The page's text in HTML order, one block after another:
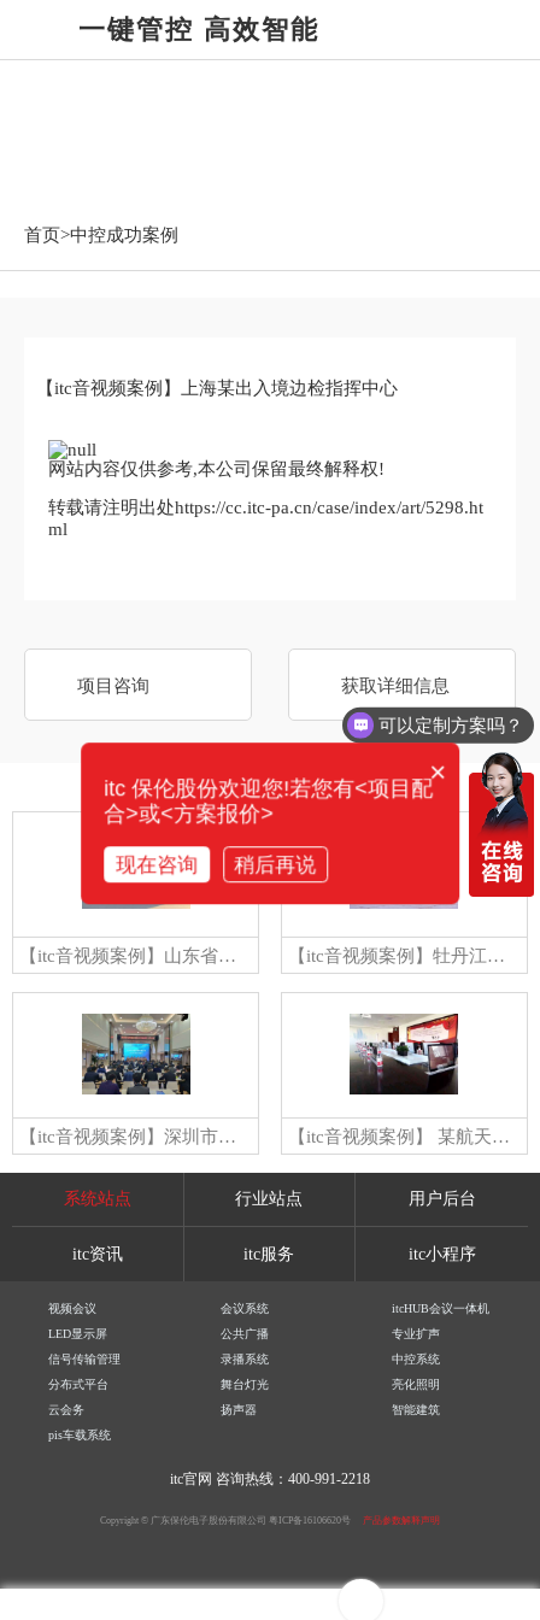
一键管控 高效智能
首页>中控成功案例
【itc音视频案例】上海某出入境边检指挥中心
网站内容仅供参考,本公司保留最终解释权!
转载请注明出处https://cc.itc-pa.cn/case/index/art/5298.ht
ml
项目咨询 获取详细信息
相关案例
【itc音视频案例】山东省东营市利津二中 【itc音视频案例】牡丹江绥芬河市中共六大暨红色国际通道纪念馆
【itc音视频案例】深圳市光明集团有限公司 【itc音视频案例】 某航天集团公司会议室
系统站点 行业站点 用户后台
itc资讯 itc服务 itc小程序
视频会议 会议系统
itcHUB会议一体机
LED显示屏
公共广播
专业扩声
信号传输管理
录播系统
中控系统
分布式平台
舞台灯光
亮化照明
云会务
扬声器
智能建筑
pis车载系统
itc官网 咨询热线：400-991-2218
Copyright © 广东保伦电子股份有限公司 粤ICP备16106620号 产品参数解释声明
可以定制方案吗？
×
itc 保伦股份欢迎您!若您有<项目配
合>或<方案报价>
现在咨询 稍后再说